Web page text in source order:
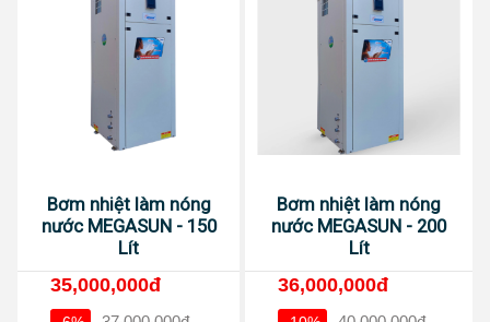
Bơm nhiệt làm nóng
nước MEGASUN - 150
Lít
35,000,000đ
Bơm nhiệt làm nóng
nước MEGASUN - 200
Lít
36,000,000đ